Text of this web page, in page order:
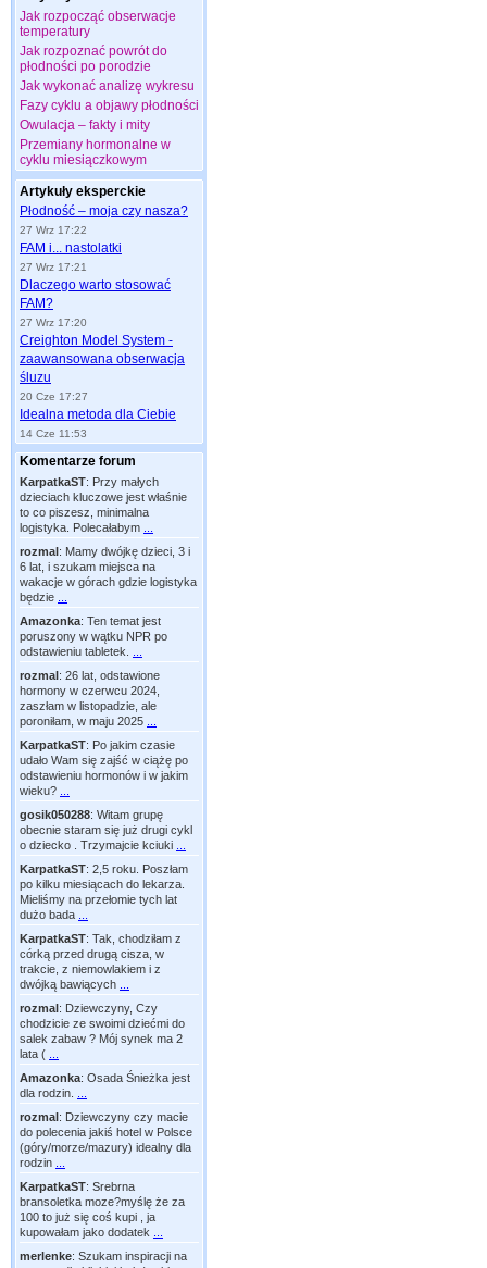
Jak rozpocząć obserwacje
temperatury
Jak rozpoznać powrót do
płodności po porodzie
Jak wykonać analizę wykresu
Fazy cyklu a objawy płodności
Owulacja – fakty i mity
Przemiany hormonalne w
cyklu miesiączkowym
Artykuły eksperckie
Płodność – moja czy nasza?
27 Wrz 17:22
FAM i... nastolatki
27 Wrz 17:21
Dlaczego warto stosować
FAM?
27 Wrz 17:20
Creighton Model System -
zaawansowana obserwacja
śluzu
20 Cze 17:27
Idealna metoda dla Ciebie
14 Cze 11:53
Komentarze forum
KarpatkaST: Przy małych
dzieciach kluczowe jest właśnie
to co piszesz, minimalna
logistyka. Polecałabym
rozmal: Mamy dwójkę dzieci, 3 i
6 lat, i szukam miejsca na
wakacje w górach gdzie logistyka
będzie
Amazonka: Ten temat jest
poruszony w wątku NPR po
odstawieniu tabletek.
rozmal: 26 lat, odstawione
hormony w czerwcu 2024,
zaszłam w listopadzie, ale
poroniłam, w maju 2025
KarpatkaST: Po jakim czasie
udało Wam się zajść w ciążę po
odstawieniu hormonów i w jakim
wieku?
gosik050288: Witam grupę
obecnie staram się już drugi cykl
o dziecko . Trzymajcie kciuki
KarpatkaST: 2,5 roku. Poszłam
po kilku miesiącach do lekarza.
Mieliśmy na przełomie tych lat
dużo bada
KarpatkaST: Tak, chodziłam z
córką przed drugą cisza, w
trakcie, z niemowlakiem i z
dwójką bawiących
rozmal: Dziewczyny, Czy
chodzicie ze swoimi dziećmi do
salek zabaw ? Mój synek ma 2
lata (
Amazonka: Osada Śnieżka jest
dla rodzin.
rozmal: Dziewczyny czy macie
do polecenia jakiś hotel w Polsce
(góry/morze/mazury) idealny dla
rodzin
KarpatkaST: Srebrna
bransoletka moze?myślę że za
100 to już się coś kupi , ja
kupowałam jako dodatek
merlenke: Szukam inspiracji na